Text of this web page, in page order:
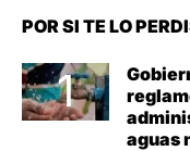
POR SI TE LO
aguas